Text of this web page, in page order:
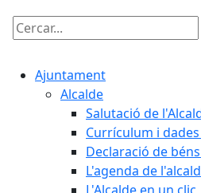
Cercar:
Ajuntament
Alcalde
Salutació de
Currículum i
Declaració de
L'agenda de